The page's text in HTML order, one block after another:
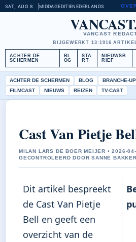
SAT, AUG 8 MIDDAGEDITIENEDERLANDS
VANCAST
BIJGEWERKT 13:1916
ACHTER DE
SCHERMEN
BL
OG
STA
RT
NIEUWSB
RIEF
ACHTER DE SCHERMEN BLOG BRANCHE-
FILMCAST
NIEUWS REIZEN TV-CAST
Cast Van Pietje
MILAN LARS DE BOER MEIJER • 2026-
GECONTROLEERD DOOR SANNE BAKKER
Dit artikel bespreekt
de Cast Van Pietje
Bell en geeft een
overzicht van de